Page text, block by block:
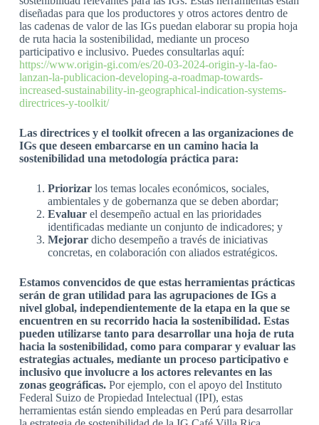
diseñadas para que los productores y otros actores dentro de
las cadenas de valor de las IGs puedan elaborar su propia hoja
de ruta hacia la sostenibilidad, mediante un proceso
participativo e inclusivo. Puedes consultarlas aquí:
https://www.origin-gi.com/es/20-03-2024-origin-y-la-fao-
lanzan-la-publicacion-developing-a-roadmap-towards-
increased-sustainability-in-geographical-indication-systems-
directrices-y-toolkit/
Las directrices y el toolkit ofrecen a las organizaciones de
IGs que deseen embarcarse en un camino hacia la
sostenibilidad una metodología práctica para:
Priorizarlos temas locales económicos, sociales,
ambientales y de gobernanza que se deben abordar;
Evaluarel desempeño actual en las prioridades
identificadas mediante un conjunto de indicadores; y
Mejorardicho desempeño a través de iniciativas
concretas, en colaboración con aliados estratégicos.
Estamos convencidos de que estas herramientas prácticas
serán de gran utilidad para las agrupaciones de IGs a
nivel global, independientemente de la etapa en la que se
encuentren en su recorrido hacia la sostenibilidad. Estas
pueden utilizarse tanto para desarrollar una hoja de ruta
hacia la sostenibilidad, como para comparar y evaluar las
estrategias actuales, mediante un proceso participativo e
inclusivo que involucre a los actores relevantes en las
zonas geográficas.Por ejemplo, con el apoyo del Instituto
Federal Suizo de Propiedad Intelectual (IPI), estas
herramientas están siendo empleadas en Perú para desarrollar